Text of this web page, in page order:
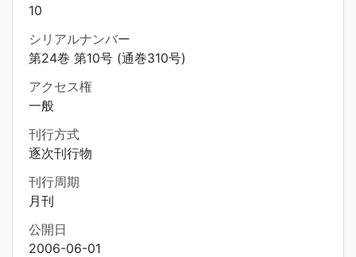
10
シリアルナンバー
第24巻 第10号 (通巻310号)
アクセス権
一般
刊行方式
逐次刊行物
刊行周期
月刊
公開日
2006-06-01